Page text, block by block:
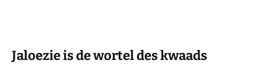
Jaloezie is de wortel des kwaads